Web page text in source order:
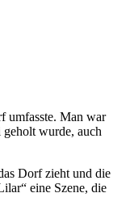
umfasste. Man war
geholt wurde, auch
Dorf zieht und die
eine Szene, die